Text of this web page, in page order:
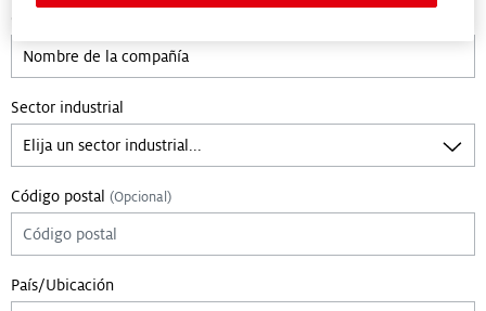
Sector industrial
Código postal (Opcional)
País/Ubicación